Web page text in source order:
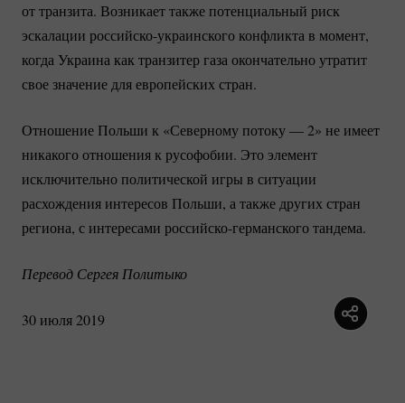
от транзита. Возникает также потенциальный риск
эскалации российско-украинскогоконфликта в момент,
когда Украина как транзитер газа окончательно утратит
свое значение для европейских стран.
Отношение Польши к «Северному потоку — 2» не имеет
никакого отношения к русофобии. Это элемент
исключительно политической игры в ситуации
расхождения интересов Польши, а также других стран
региона, с интересами российско-германскоготандема.
Перевод Сергея Политыко
30 июля 2019